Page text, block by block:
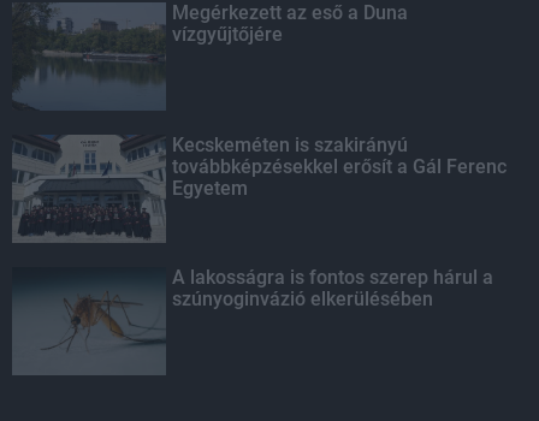
Megérkezett az eső a Duna
vízgyűjtőjére
Kecskeméten is szakirányú
továbbképzésekkel erősít a Gál Ferenc
Egyetem
A lakosságra is fontos szerep hárul a
szúnyoginvázió elkerülésében